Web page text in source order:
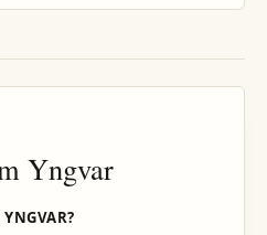
Yngvar
YNGVAR?